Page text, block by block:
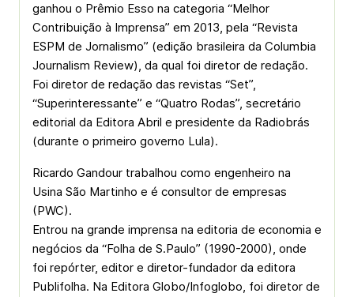
ganhou o Prêmio Esso na categoria “Melhor
Contribuição à Imprensa” em 2013, pela “Revista
ESPM de Jornalismo” (edição brasileira da Columbia
Journalism Review), da qual foi diretor de redação.
Foi diretor de redação das revistas “Set”,
“Superinteressante” e “Quatro Rodas”, secretário
editorial da Editora Abril e presidente da Radiobrás
(durante o primeiro governo Lula).
Ricardo Gandour trabalhou como engenheiro na
Usina São Martinho e é consultor de empresas
(PWC).
Entrou na grande imprensa na editoria de economia e
negócios da “Folha de S.Paulo” (1990-2000), onde
foi repórter, editor e diretor-fundador da editora
Publifolha. Na Editora Globo/Infoglobo, foi diretor de